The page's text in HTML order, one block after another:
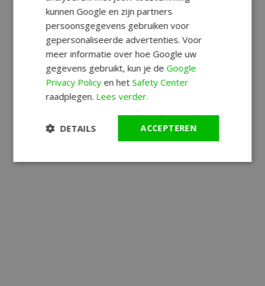
kunnen Google en zijn partners
persoonsgegevens gebruiken voor
gepersonaliseerde advertenties. Voor
meer informatie over hoe Google uw
gegevens gebruikt, kun je deGoogle
Privacy Policyen hetSafety Center
raadplegen. Lees verder.
ACCEPTEREN
DETAILS